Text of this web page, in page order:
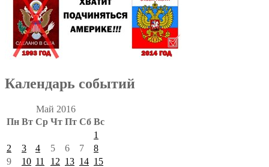
Календарь событий
Май 2016
Пн Вт Ср Чт Пт Сб Вс
1
2
3 4 5 6 7
8
9
10 11 12 13 14 15